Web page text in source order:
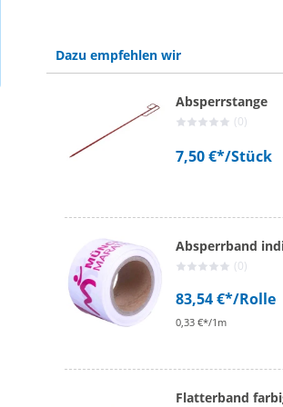
Dazu empfehlen wir
Absperrstange
(0)
7,50 €*/Stück
Absperrband
(0)
83,54 €*/Rolle
0,33 €*/1m
Flatterband